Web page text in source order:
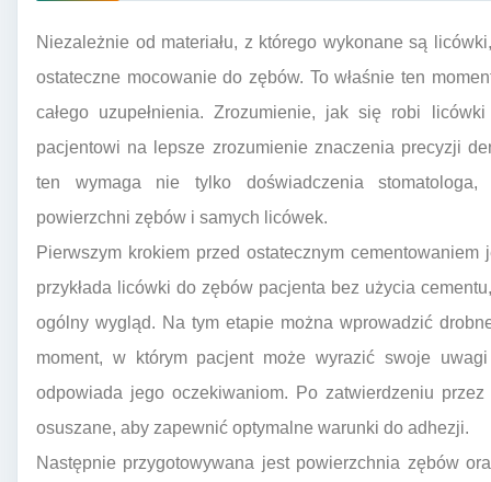
Niezależnie od materiału, z którego wykonane są
ostateczne mocowanie do zębów. To właśnie ten
całego uzupełnienia. Zrozumienie, jak się robi
pacjentowi na lepsze zrozumienie znaczenia precyzji
ten wymaga nie tylko doświadczenia stomatologa,
powierzchni zębów i samych licówek.
Pierwszym krokiem przed ostatecznym
przykłada licówki do zębów pacjenta bez użycia
ogólny wygląd. Na tym etapie można wprowadzić
moment, w którym pacjent może wyrazić swoje
odpowiada jego oczekiwaniom. Po zatwierdzeniu
osuszane, aby zapewnić optymalne warunki do adhezji.
Następnie przygotowywana jest powierzchnia zębów